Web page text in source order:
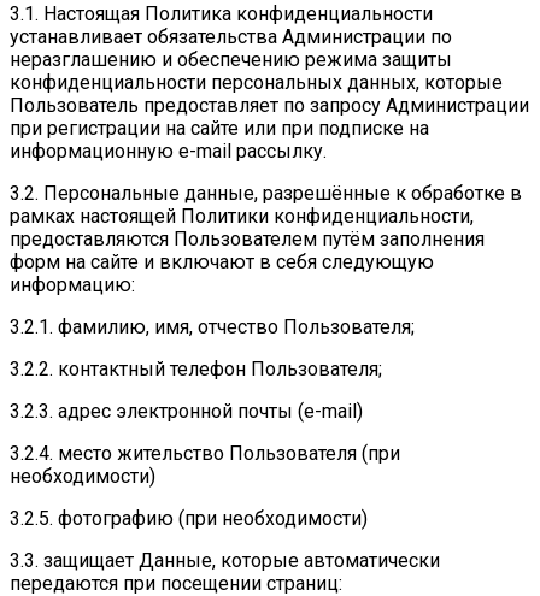
3.1. Настоящая Политика конфиденциальности
устанавливает обязательства Администрации по
неразглашению и обеспечению режима защиты
конфиденциальности персональных данных, которые
Пользователь предоставляет по запросу Администрации
при регистрации на сайте или при подписке на
информационную e-mail рассылку.
3.2. Персональные данные, разрешённые к обработке в
рамках настоящей Политики конфиденциальности,
предоставляются Пользователем путём заполнения
форм на сайте и включают в себя следующую
информацию:
3.2.1. фамилию, имя, отчество Пользователя;
3.2.2. контактный телефон Пользователя;
3.2.3. адрес электронной почты (e-mail)
3.2.4. место жительство Пользователя (при
необходимости)
3.2.5. фотографию (при необходимости)
3.3. защищает Данные, которые автоматически
передаются при посещении страниц: